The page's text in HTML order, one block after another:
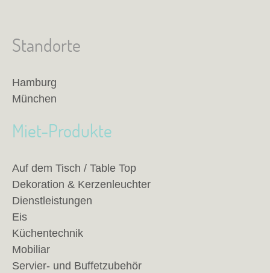
Standorte
Hamburg
München
Miet-Produkte
Auf dem Tisch / Table Top
Dekoration & Kerzenleuchter
Dienstleistungen
Eis
Küchentechnik
Mobiliar
Servier- und Buffetzubehör